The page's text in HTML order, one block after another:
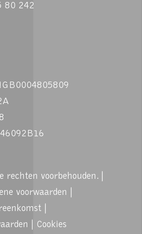
80 242
rechten voorbehouden. |
voorwaarden
|
Cookies